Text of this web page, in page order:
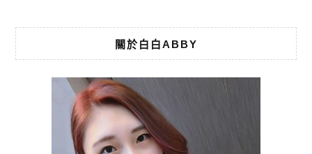
關於白白ABBY